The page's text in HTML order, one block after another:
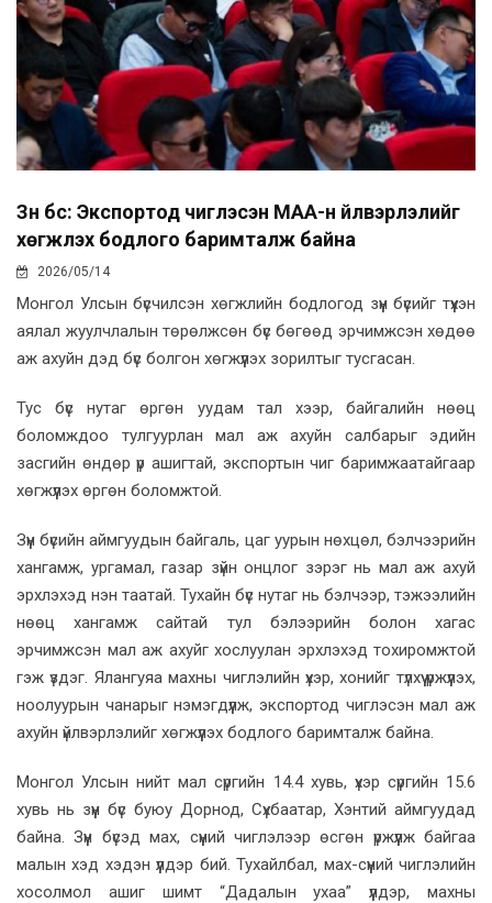
Зүүн бүс: Экспортод чиглэсэн МАА-н үйлвэрлэлийг
хөгжүүлэх бодлого баримталж байна
2026/05/14
Монгол Улсын бүсчилсэн хөгжлийн бодлогод зүүн бүсийг түүхэн
аялал жуулчлалын төрөлжсөн бүс бөгөөд эрчимжсэн хөдөө
аж ахуйн дэд бүс болгон хөгжүүлэх зорилтыг тусгасан.
Тус бүс нутаг өргөн уудам тал хээр, байгалийн нөөц
боломждоо тулгуурлан мал аж ахуйн салбарыг эдийн
засгийн өндөр үр ашигтай, экспортын чиг баримжаатайгаар
хөгжүүлэх өргөн боломжтой.
Зүүн бүсийн аймгуудын байгаль, цаг уурын нөхцөл, бэлчээрийн
хангамж, ургамал, газар зүйн онцлог зэрэг нь мал аж ахуй
эрхлэхэд нэн таатай. Тухайн бүс нутаг нь бэлчээр, тэжээлийн
нөөц хангамж сайтай тул бэлээрийн болон хагас
эрчимжсэн мал аж ахуйг хослуулан эрхлэхэд тохиромжтой
гэж үздэг. Ялангуяа махны чиглэлийн үхэр, хонийг түлхүү үржүүлэх,
ноолуурын чанарыг нэмэгдүүлж, экспортод чиглэсэн мал аж
ахуйн үйлвэрлэлийг хөгжүүлэх бодлого баримталж байна.
Монгол Улсын нийт мал сүргийн 14.4 хувь, үхэр сүргийн 15.6
хувь нь зүүн бүс буюу Дорнод, Сүхбаатар, Хэнтий аймгуудад
байна. Зүүн бүсэд мах, сүүний чиглэлээр өсгөн үржүүлж байгаа
малын хэд хэдэн үүлдэр бий. Тухайлбал, мах-сүүний чиглэлийн
хосолмол ашиг шимт “Дадалын ухаа” үүлдэр, махны